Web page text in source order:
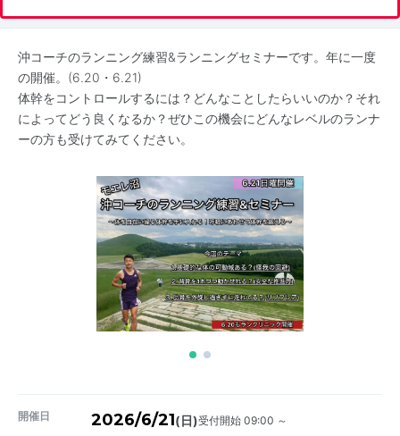
沖コーチのランニング練習&ランニングセミナーです。年に一度
の開催。(6.20・6.21)
体幹をコントロールするには？どんなことしたらいいのか？それ
によってどう良くなるか？ぜひこの機会にどんなレベルのランナ
ーの方も受けてみてください。
開催日 2026/6/21(日)受付開始 09:00 ～